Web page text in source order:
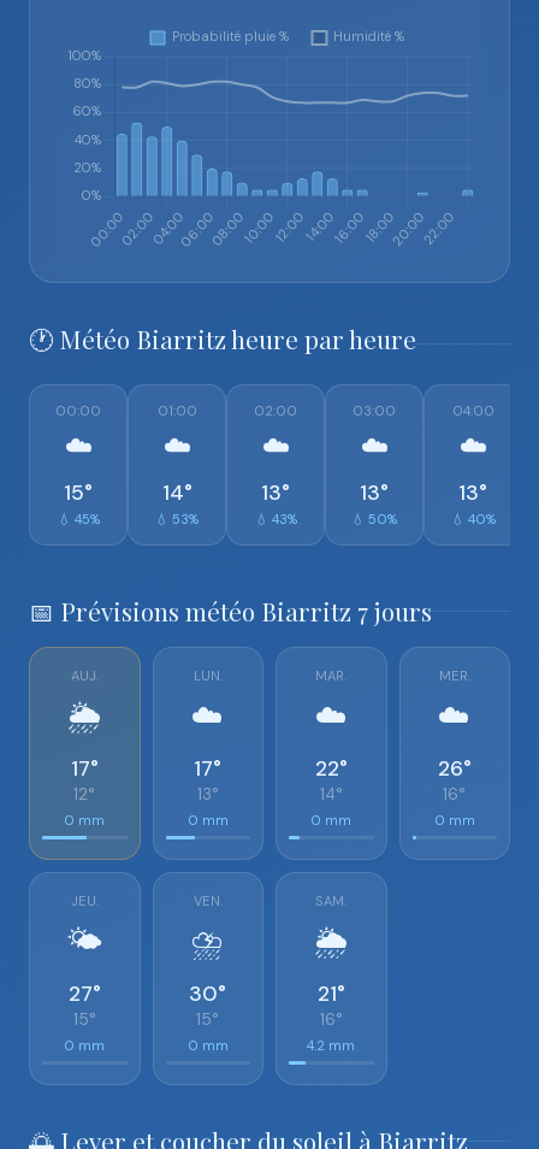
🕐 Météo Biarritz heure par heure
00:00
☁️
15°
💧 45%
01:00
☁️
14°
💧 53%
02:00
☁️
13°
💧 43%
03:00
☁️
13°
💧 50%
04:00
☁️
13°
💧 40%
📅 Prévisions météo Biarritz 7 jours
AUJ.
🌦️
17°
12°
0 mm
LUN.
☁️
17°
13°
0 mm
MAR.
☁️
22°
14°
0 mm
MER.
☁️
26°
16°
0 mm
JEU.
🌤️
27°
15°
0 mm
VEN.
⛈️
30°
15°
0 mm
SAM.
🌦️
21°
16°
4.2 mm
🌅 Lever et coucher du soleil à Biarritz